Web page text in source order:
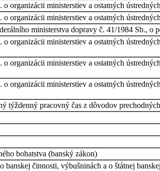
organizácii ministerstiev a ostatných
organizácii ministerstiev a ostatných
ministerstva dopravy č. 41/1984 Sb.,
organizácii ministerstiev a ostatných
organizácii ministerstiev a ostatných
organizácii ministerstiev a ostatných
týždenný pracovný čas z dôvodov
bohatstva (banský zákon)
činnosti, výbušninách a o štátnej